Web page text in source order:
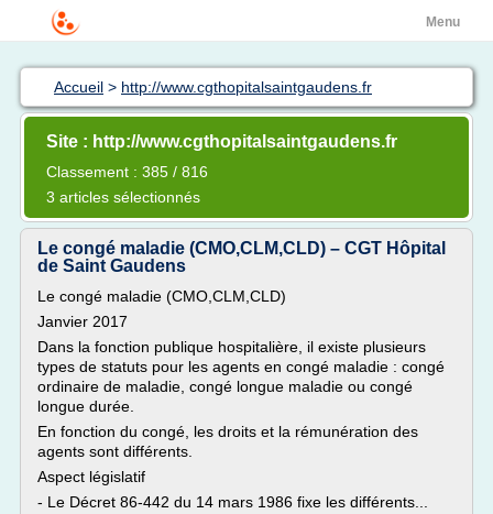
Menu
Accueil > http://www.cgthopitalsaintgaudens.fr
Site : http://www.cgthopitalsaintgaudens.fr
Classement : 385 / 816
3 articles sélectionnés
Le congé maladie (CMO,CLM,CLD) – CGT Hôpital
de Saint Gaudens
Le congé maladie (CMO,CLM,CLD)
Janvier 2017
Dans la fonction publique hospitalière, il existe plusieurs
types de statuts pour les agents en congé maladie : congé
ordinaire de maladie, congé longue maladie ou congé
longue durée.
En fonction du congé, les droits et la rémunération des
agents sont différents.
Aspect législatif
- Le Décret 86-442 du 14 mars 1986 fixe les différents...